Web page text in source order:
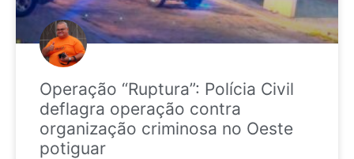
Operação “Ruptura”: Polícia Civil
deflagra operação contra
organização criminosa no Oeste
potiguar